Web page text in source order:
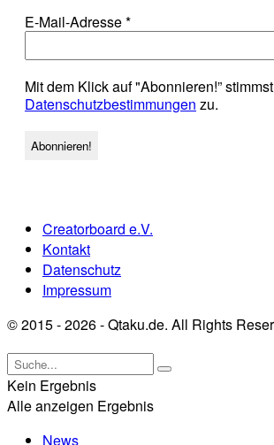
E-Mail-Adresse*
Mit dem Klick auf "Abonnieren!”
Datenschutzbestimmungen zu.
Creatorboard e.V.
Kontakt
Datenschutz
Impressum
© 2015 - 2026 - Qtaku.de. All Rights
Kein Ergebnis
Alle anzeigen Ergebnis
News